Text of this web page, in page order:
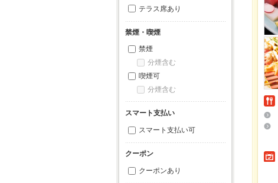
テラス席あり
禁煙・喫煙
禁煙
分煙含む
喫煙可
分煙含む
スマート支払い
スマート支払い可
クーポン
クーポンあり